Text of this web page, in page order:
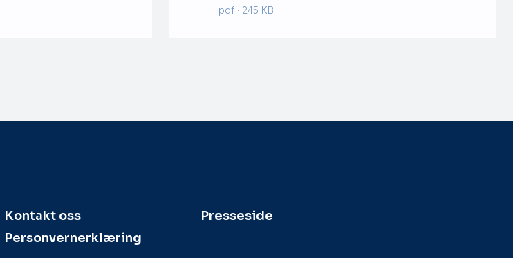
pdf · 245 KB
Kontakt oss
Presseside
Personvernerklæring